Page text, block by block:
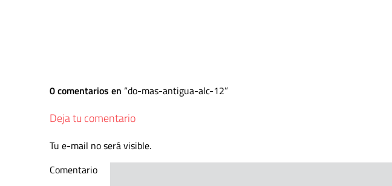
0 comentarios en do-mas-antigua-alc-12
Deja tu comentario
Tu e-mail no será visible.
Comentario